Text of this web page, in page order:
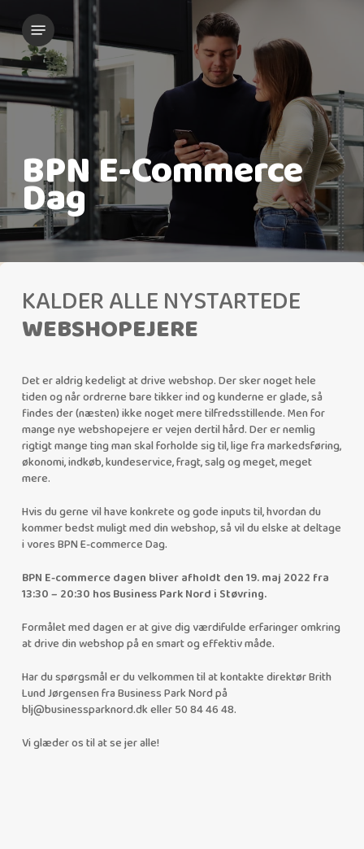
main
content
Menu
BPN E-Commerce
Dag
KALDER ALLE NYSTARTEDE
WEBSHOPEJERE
Det er aldrig kedeligt at drive webshop. Der sker noget hele
tiden og når ordrerne bare tikker ind og kunderne er glade, så
findes der (næsten) ikke noget mere tilfredsstillende. Men for
mange nye webshopejere er vejen dertil hård. Der er nemlig
rigtigt mange ting man skal forholde sig til, lige fra markedsføring,
økonomi, indkøb, kundeservice, fragt, salg og meget, meget
mere.
Hvis du gerne vil have konkrete og gode inputs til, hvordan du
kommer bedst muligt med din webshop, så vil du elske at deltage
i vores BPN E-commerce Dag.
BPN E-commerce dagen bliver afholdt den 19. maj 2022 fra
13:30 – 20:30 hos Business Park Nord i Støvring.
Formålet med dagen er at give dig værdifulde erfaringer omkring
at drive din webshop på en smart og effektiv måde.
Har du spørgsmål er du velkommen til at kontakte direktør Brith
Lund Jørgensen fra Business Park Nord på
blj@businessparknord.dk eller 50 84 46 48.
Vi glæder os til at se jer alle!